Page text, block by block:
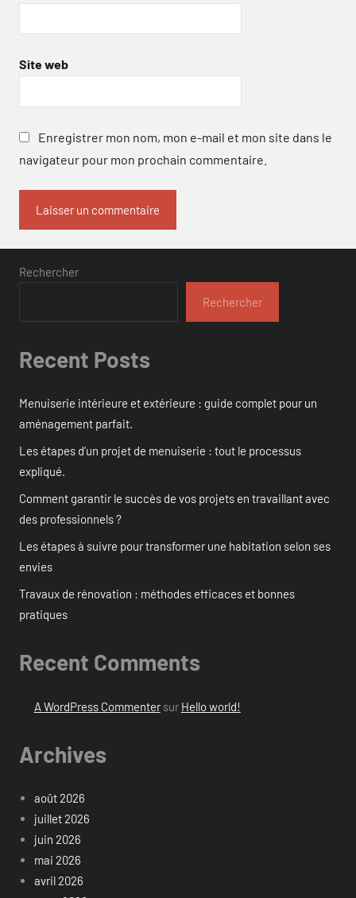
Site web
Enregistrer mon nom, mon e-mail et mon site dans le
navigateur pour mon prochain commentaire.
Rechercher
Rechercher
Recent Posts
Menuiserie intérieure et extérieure : guide complet pour un
aménagement parfait.
Les étapes d’un projet de menuiserie : tout le processus
expliqué.
Comment garantir le succès de vos projets en travaillant avec
des professionnels ?
Les étapes à suivre pour transformer une habitation selon ses
envies
Travaux de rénovation : méthodes efficaces et bonnes
pratiques
Recent Comments
A WordPress Commentersur Hello world!
Archives
août 2026
juillet 2026
juin 2026
mai 2026
avril 2026